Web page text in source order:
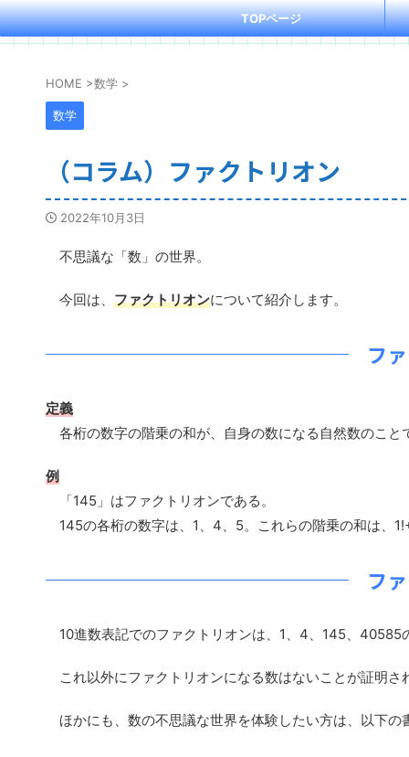
TOPページ
HOME >数学 >
数学
（コラム）ファクトリオン
2022年10月3日
不思議な「数」の世界。
今回は、 ファクトリオンについて紹介します。
フ
定義
各桁の数字の階乗の和が、自身の数になる自然数のこと
例
「145」はファクトリオンである。
145の各桁の数字は、1、4、5。これらの階乗の和は、
フ
10進数表記でのファクトリオンは、1、4、145、40585
これ以外にファクトリオンになる数はないことが証明さ
ほかにも、数の不思議な世界を体験したい方は、以下の